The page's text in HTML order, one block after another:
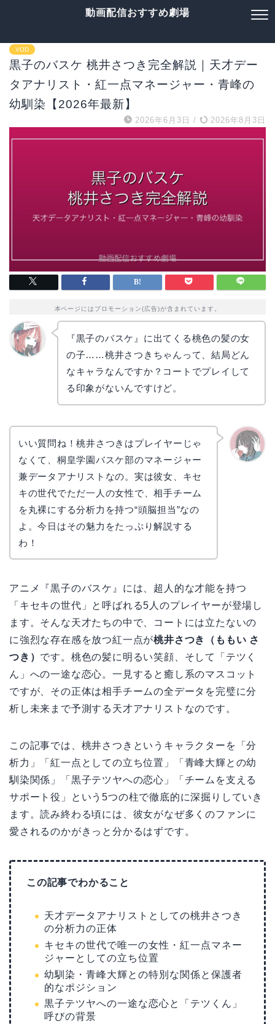
動画配信おすすめ劇場
VOD
黒子のバスケ 桃井さつき完全解説｜天才デー
タアナリスト・紅一点マネージャー・青峰の
幼馴染【2026年最新】
2026年6月3日 / 2026年8月3日
本ページにはプロモーション(広告)が含まれています。
『黒子のバスケ』に出てくる桃色の髪の女
の子……桃井さつきちゃんって、結局どん
なキャラなんですか？コートでプレイして
る印象がないんですけど。
いい質問ね！桃井さつきはプレイヤーじゃ
なくて、桐皇学園バスケ部のマネージャー
兼データアナリストなの。実は彼女、キセ
キの世代でただ一人の女性で、相手チーム
を丸裸にする分析力を持つ“頭脳担当”なの
よ。今日はその魅力をたっぷり解説する
わ！
アニメ『黒子のバスケ』には、超人的な才能を持つ
「キセキの世代」と呼ばれる5人のプレイヤーが登場し
ます。そんな天才たちの中で、コートには立たないの
に強烈な存在感を放つ紅一点が桃井さつき（ももい さ
つき） です。桃色の髪に明るい笑顔、そして「テツく
ん」への一途な恋心。一見すると癒し系のマスコット
ですが、その正体は相手チームの全データを完璧に分
析し未来まで予測する天才アナリストなのです。
この記事では、桃井さつきというキャラクターを「分
析力」「紅一点としての立ち位置」「青峰大輝との幼
馴染関係」「黒子テツヤへの恋心」「チームを支える
サポート役」という5つの柱で徹底的に深掘りしていき
ます。読み終わる頃には、彼女がなぜ多くのファンに
愛されるのかがきっと分かるはずです。
この記事でわかること
天才データアナリストとしての桃井さつき
の分析力の正体
キセキの世代で唯一の女性・紅一点マネー
ジャーとしての立ち位置
幼馴染・青峰大輝との特別な関係と保護者
的なポジション
黒子テツヤへの一途な恋心と「テツくん」
呼びの背景